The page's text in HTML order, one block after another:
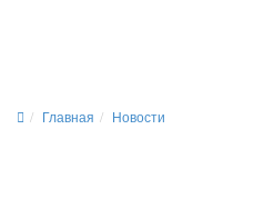
Главная Новости